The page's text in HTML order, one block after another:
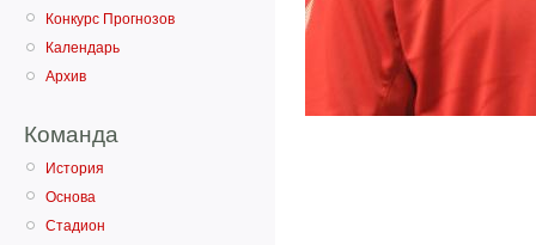
Конкурс Прогнозов
Календарь
Архив
Команда
История
Основа
Стадион